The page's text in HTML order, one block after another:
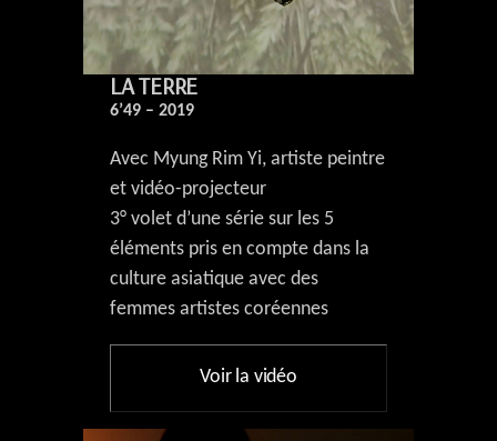
LA TERRE
6’49 – 2019
Avec Myung Rim Yi, artiste peintre
et vidéo-projecteur
3° volet d’une série sur les 5
éléments pris en compte dans la
culture asiatique avec des
femmes artistes coréennes
Voir la vidéo